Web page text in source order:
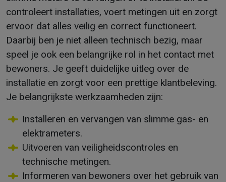
controleert installaties, voert metingen uit en zorgt
ervoor dat alles veilig en correct functioneert.
Daarbij ben je niet alleen technisch bezig, maar
speel je ook een belangrijke rol in het contact met
bewoners. Je geeft duidelijke uitleg over de
installatie en zorgt voor een prettige klantbeleving.
Je belangrijkste werkzaamheden zijn:
Installeren en vervangen van slimme gas- en
elektrameters.
Uitvoeren van veiligheidscontroles en
technische metingen.
Informeren van bewoners over het gebruik van